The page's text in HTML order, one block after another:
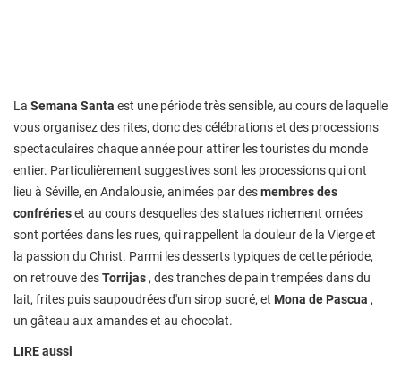
La Semana Santa est une période très sensible, au cours de laquelle
vous organisez des rites, donc des célébrations et des processions
spectaculaires chaque année pour attirer les touristes du monde
entier. Particulièrement suggestives sont les processions qui ont
lieu à Séville, en Andalousie, animées par desmembres des
confrérieset au cours desquelles des statues richement ornées
sont portées dans les rues, qui rappellent la douleur de la Vierge et
la passion du Christ. Parmi les desserts typiques de cette période,
on retrouve desTorrijas , des tranches de pain trempées dans du
lait, frites puis saupoudrées d'un sirop sucré, et Mona de Pascua ,
un gâteau aux amandes et au chocolat.
LIRE aussi